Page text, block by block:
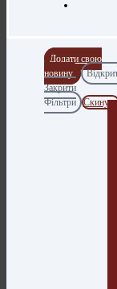
Додати свою
новину
Закрити
Фільтри
Скинути